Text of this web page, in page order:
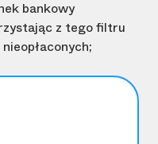
bankowy
z tego filtru